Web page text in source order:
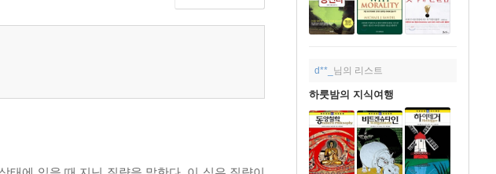
d**_ 님의 리스트
하룻밤의 지식여행